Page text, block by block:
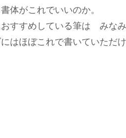
体がこれでいいのか。
すすめしている筆は みな
はほぼこれで書いていただ